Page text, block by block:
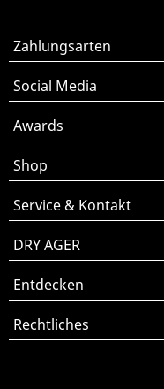
Zahlungsarten
Social Media
Awards
Shop
Service & Kontakt
DRY AGER
Entdecken
Rechtliches